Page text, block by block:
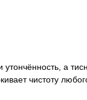
а
чистоту